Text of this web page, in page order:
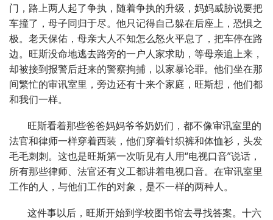
门，路上两人起了争执，随着争执的升级，妈妈威胁说要把
车撞了，母子同归于尽。他只记得自己躲在后座上，恐惧之
极。老天保佑，母亲大人不知怎么怒火平息了，把车停在路
边。旺斯没命地逃去路旁的一户人家求助，等母亲追上来，
却被接到报警后赶来的警察拘捕，以家暴论罪。他们坐在那
间繁忙的审讯室里，旁边还有十来个家庭，旺斯想，他们都
和我们一样。
旺斯看着那些爸爸妈妈爷爷奶奶们，都不像审讯室里的
法官和律师一样穿着西装，他们穿着针织裤和体恤衫，头发
毛毛刺刺。这也是旺斯第一次听见有人用“电视口音”说话，
所有那些律师、法官还有义工都讲着电视口音。在审讯室里
工作的人，与他们工作的对象，是不一样的两种人。
这件事以后，旺斯开始到学校图书馆去寻找答案。十六